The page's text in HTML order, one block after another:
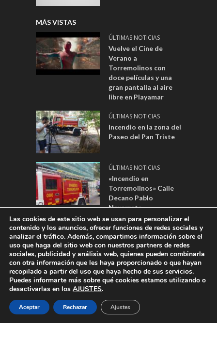
MÁS VISTAS
ÚLTIMAS NOTICIAS
Vuelve el Cine de
Verano a
Torremolinos con
doce películas y una
gran pantalla al aire
libre en Playamar
ÚLTIMAS NOTICIAS
Incendio en la zona del
Paseo del Pan Triste
ÚLTIMAS NOTICIAS
«Incendio en
Torremolinos» Calle
Decano Pablo
Navarrete.
DESARROLLADO POR: WEBSITES MÁLAGA| AVISO LEGAL |POLÍTICA
DE PRIVACIDAD|POLÍTICA DE COOKIES|REGISTRO DE ACTIVIDADES
| EMPRESA: CANAL TORREVISIÓN FORMADA POR AYUNTAMIENTO DE
TORREMOLINOS Y AYUNTAMIENTO DE ALHAURÍN DE LA TORRE -
DIRECCIÓN: PLAZA BLAS INFANTE, 1, 29620 TORREMOLINOS - EMAIL
AUDIOVISUAL DE ANDALUCÍA COMO ÓRGANO SUPERVISOR DE
Las cookies de este sitio web se usan para personalizar el
contenido y los anuncios, ofrecer funciones de redes sociales y
analizar el tráfico. Además, compartimos información sobre el
uso que haga del sitio web con nuestros partners de redes
sociales, publicidad y análisis web, quienes pueden combinarla
con otra información que les haya proporcionado o que hayan
recopilado a partir del uso que haya hecho de sus servicios.
Puedes informarte más sobre qué cookies estamos utilizando o
desactivarlas en los AJUSTES.
Aceptar Rechazar Ajustes